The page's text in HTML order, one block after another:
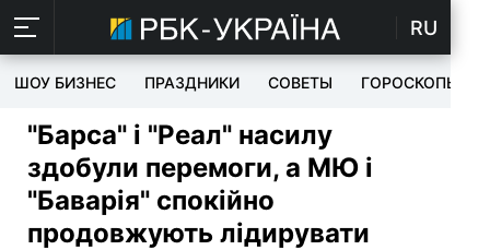
RU
ШОУ БИЗНЕС ПРАЗДНИКИ СОВЕТЫ ГОРОСКОПЫ
"Барса" і "Реал" насилу
здобули перемоги, а МЮ і
"Баварія" спокійно
продовжують лідирувати